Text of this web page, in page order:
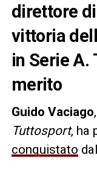
direttore
vittoria
in Serie A.
merito
Guido Vaciago
Tuttosport, ha
conquistato dal